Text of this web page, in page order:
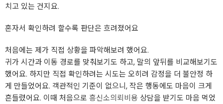
치고 있는 건지요.
혼자서 확인하려 할수록 판단은 흐려졌어요
처음에는 제가 직접 상황을 파악해보려 했어요.
귀가 시간과 이동 경로를 맞춰보기도 하고, 말의 앞뒤를 비교해보기도
했어요. 하지만 직접 확인하려는 시도는 오히려 감정을 더 불안정 하
게 만들었어요. 객관적인 기준이 없으니, 작은 행동에도 마음이 크게
흔들렸어요. 이때 처음으로 흥신소의뢰비용 상담을 받기도 마음 먹었